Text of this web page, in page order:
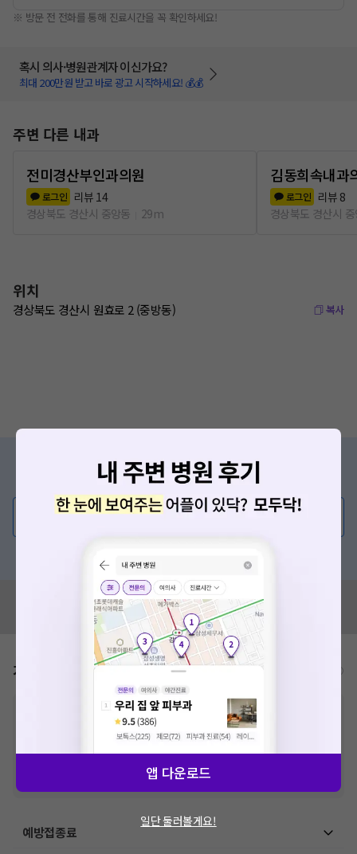
※ 방문 전 전화를 통해 진료시간을 꼭 확인하세요!
혹시 의사·병원관계자 이신가요?
최대 200만원 받고 바로 광고 시작하세요! 💰💰
주변 다른 내과
전미경산부인과의원
로그인 리뷰 14
경상북도 경산시 중앙동
29m
김동희속내과
로그인 리뷰 8
경상북도 경산시
위치
경상북도 경산시 원효로 2 (중방동) 복사
증상/치료, 궁금한 점이 있나요?
의사가 직접 답해드려요!
💬 무엇이든 물어보세요
혹시 잘못된 병원정보가 있나요?
모두닥 팀에 알려주세요!
가격표 비급여/급여 진료란?
비급여 항목의 경우,추가비용 등으로 실제 가격과 상이할 수 있으니, 정확
한 가격은 해당 의료기관에 직접 문의해주세요.
건강보험심사평가원에 고지되어 있는 급여 진료 기준 가
격입니다. (진료와 연관된 복합적인 비용이 추가되어, 병원마다 금액이 다르게
산정될 수 있는 점 참고 바랍니다.)
VAT 포함
예방접종료
요청하신 작업을 처리하지 못했습니다.
네트워크 또는 서버의 일시적인 오류로, 잠시 후 다시 시도해주
세요. 지속적으로 문제가 발생할 경우 모두닥 채널톡으로 문의
앱 다운로드
일단 둘러볼게요!